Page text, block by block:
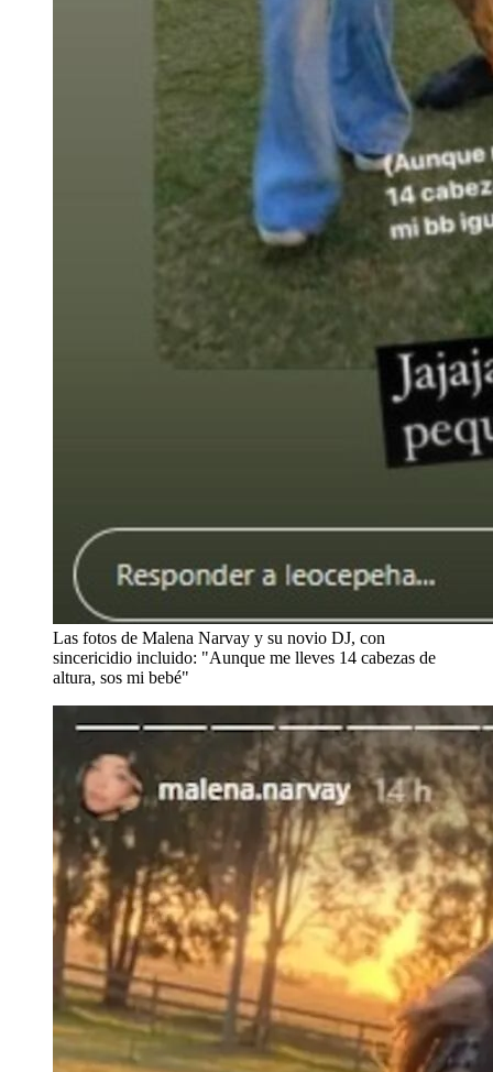
Las fotos de Malena Narvay y su novio DJ, con
sincericidio incluido: "Aunque me lleves 14 cabezas de
altura, sos mi bebé"